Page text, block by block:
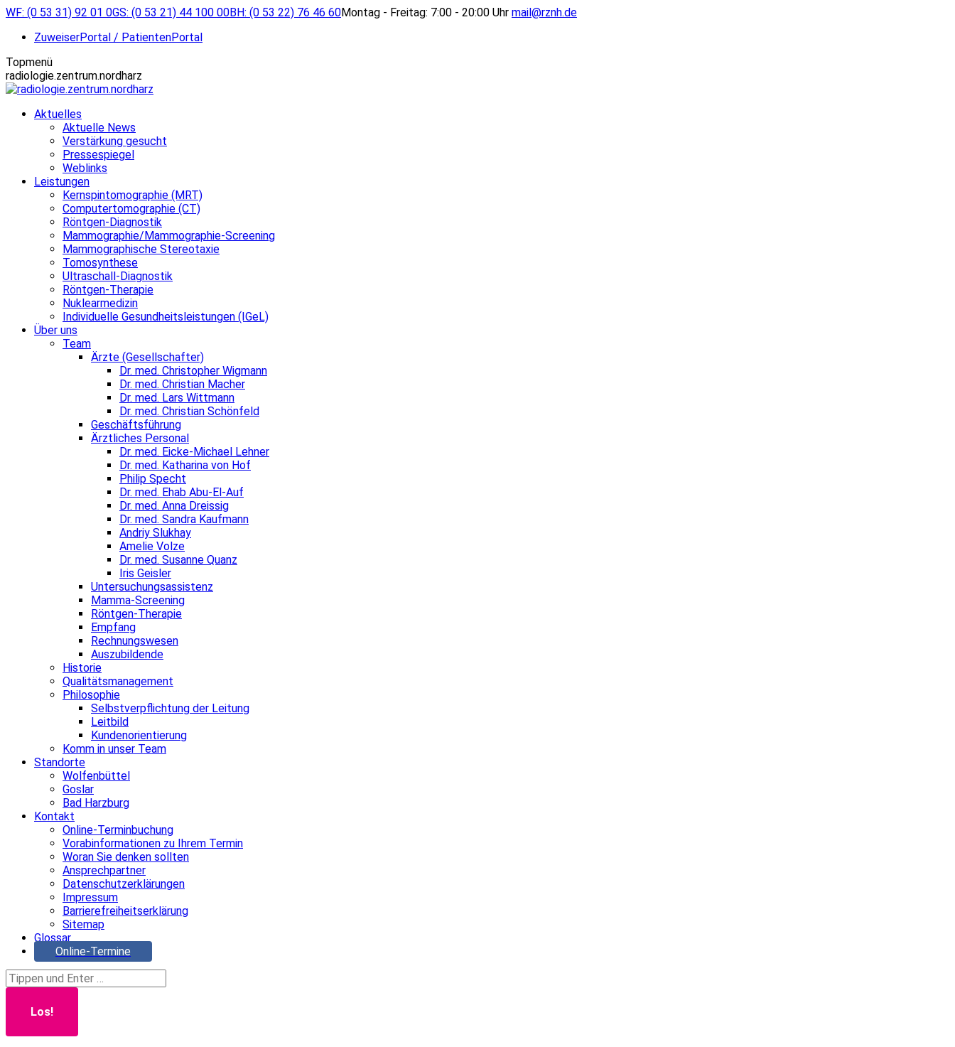
Zum
springen
WF: (0 53 31) 92 01 0GS: (0 53 21) 44 100 00BH: (0 53 22) 76 46 60Montag - Freitag: 7:00 - 20:00 Uhr mail@rznh.de
ZuweiserPortal / PatientenPortal
Topmenü
radiologie.zentrum.nordharz
Aktuelles
Aktuelle News
Verstärkung gesucht
Pressespiegel
Weblinks
Leistungen
Kernspintomographie (MRT)
Computertomographie (CT)
Röntgen-Diagnostik
Mammographie/Mammographie-Screening
Mammographische Stereotaxie
Tomosynthese
Ultraschall-Diagnostik
Röntgen-Therapie
Nuklearmedizin
Individuelle Gesundheitsleistungen (IGeL)
Über uns
Team
Ärzte (Gesellschafter)
Dr. med. Christopher Wigmann
Dr. med. Christian Macher
Dr. med. Lars Wittmann
Dr. med. Christian Schönfeld
Geschäftsführung
Ärztliches Personal
Dr. med. Eicke-Michael Lehner
Dr. med. Katharina von Hof
Philip Specht
Dr. med. Ehab Abu-El-Auf
Dr. med. Anna Dreissig
Dr. med. Sandra Kaufmann
Andriy Slukhay
Amelie Volze
Dr. med. Susanne Quanz
Iris Geisler
Untersuchungsassistenz
Mamma-Screening
Röntgen-Therapie
Empfang
Rechnungswesen
Auszubildende
Historie
Qualitätsmanagement
Philosophie
Selbstverpflichtung der Leitung
Leitbild
Kundenorientierung
Komm in unser Team
Standorte
Wolfenbüttel
Goslar
Bad Harzburg
Kontakt
Online-Terminbuchung
Vorabinformationen zu Ihrem Termin
Woran Sie denken sollten
Ansprechpartner
Datenschutzerklärungen
Impressum
Barrierefreiheitserklärung
Sitemap
Glossar
Online-Termine
Search: